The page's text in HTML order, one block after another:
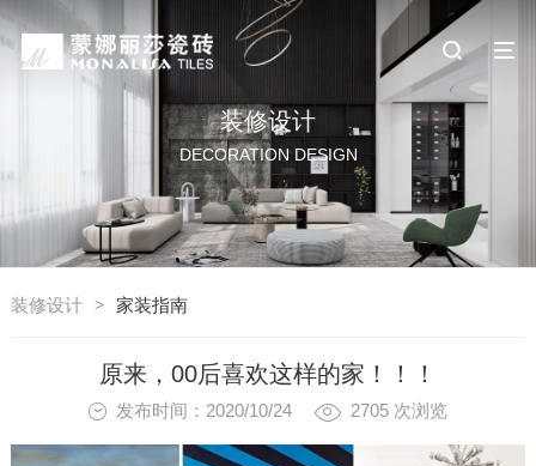
装修设计
DECORATION DESIGN
装修设计 > 家装指南
原来，00后喜欢这样的家！！！
发布时间：2020/10/24 2705 次浏览